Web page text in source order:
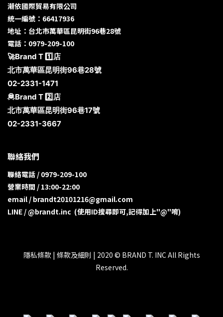
潮依國際貿易有限公司
統一編號：66417936
地址：台北市萬華區昆明街96巷28號
電話：0979-209-100
🚀Brand T 1️⃣店
北市萬華區昆明街96巷28號
02-2331-1471
🦧Brand T 2️⃣店
北市萬華區昆明街96巷17號
02-2331-3667
聯絡我們
聯絡電話 / 0979-209-100
營業時間 / 13:00-22:00
email / brandt20101216@gmail.com
LINE / @brandt.inc (使用ID搜尋即可,記得加上"@"唷)
隱私條款 | 條款及細則 | 2020 © BRAND T. INC All Rights
Reserved.